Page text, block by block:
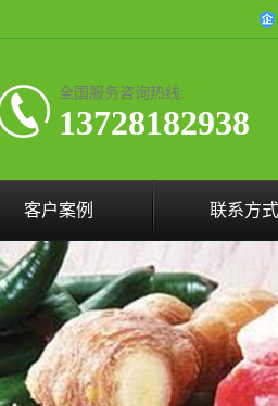
全国服务咨询热线:
13728182938
客户案例 联系方式